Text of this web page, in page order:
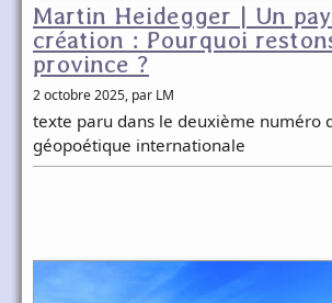
Martin Heidegger | Un
création : Pourquoi
province ?
2 octobre 2025, par LM
texte paru dans le deuxième numéro
géopoétique internationale